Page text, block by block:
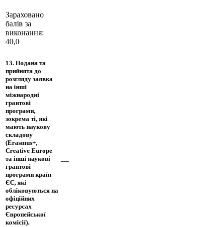
Зараховано
балів за
виконання:
40,0
13. Подана та
прийнята до
розгляду заявка
на інші
міжнародні
грантові
програми,
зокрема ті, які
мають наукову
складову
(Erasmus+,
Creative Europe
та інші наукові
грантові
програми країн
ЄС, які
обліковуються на
офіційних
ресурсах
Європейської
комісії).
—